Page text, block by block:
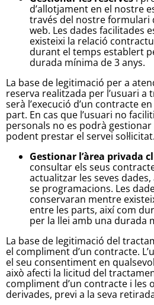
d’allotjament en el nostre
través del nostre formulari
web. Les dades facilitades
existeixi la relació
durant el temps establert
durada mínima de 3 anys.
La base de legitimació per a
reserva realitzada per l’usuari a
serà l’execució d’un contracte
part. En cas que l’usuari no
personals no es podrà gestionar
podent prestar el servei sol·licitat.
Gestionar l’àrea privada
consultar els seus
actualitzar les seves
se programacions. Les
conservaran mentre
entre les parts, així com
per la llei amb una durada
La base de legitimació del
el compliment d’un contracte.
el seu consentiment en
això afecti la licitud del
compliment d’un contracte i les
derivades, previ a la seva